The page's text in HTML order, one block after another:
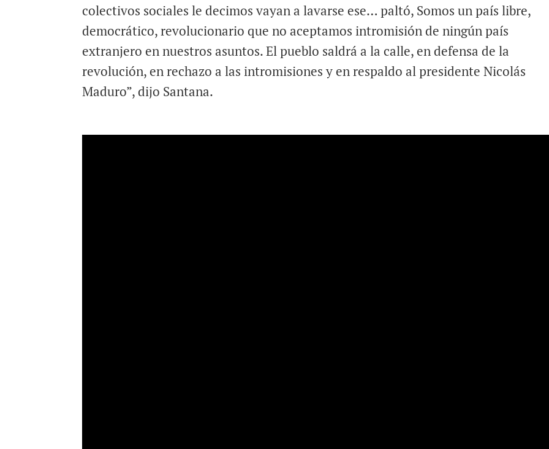
colectivos sociales le decimos vayan a lavarse ese… paltó, Somos un país libre,
democrático, revolucionario que no aceptamos intromisión de ningún país
extranjero en nuestros asuntos. El pueblo saldrá a la calle, en defensa de la
revolución, en rechazo a las intromisiones y en respaldo al presidente Nicolás
Maduro”, dijo Santana.